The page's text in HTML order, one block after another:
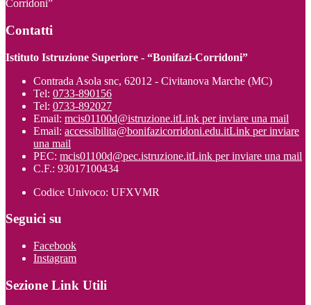
Corridoni”
Contatti
Istituto Istruzione Superiore - “Bonifazi-Corridoni”
Contrada Asola snc, 62012 - Civitanova Marche (MC)
Tel: 0733-890156
Tel: 0733-892027
Email: mcis01100d@istruzione.itLink per inviare una mail
Email: accessibilita@bonifazicorridoni.edu.itLink per inviare
una mail
PEC: mcis01100d@pec.istruzione.itLink per inviare una mail
C.F.: 93017100434
Codice Univoco: UFXVMR
Seguici su
Facebook
Instagram
Sezione Link Utili